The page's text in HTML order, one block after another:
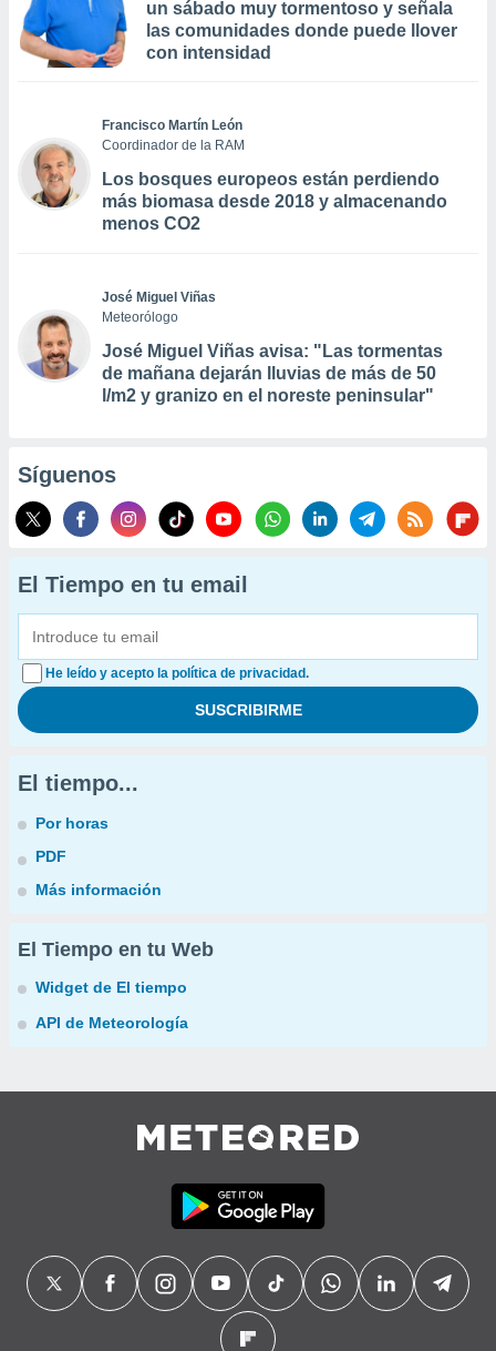
un sábado muy tormentoso y señala
las comunidades donde puede llover
con intensidad
Francisco Martín León
Coordinador de la RAM
Los bosques europeos están perdiendo
más biomasa desde 2018 y almacenando
menos CO2
José Miguel Viñas
Meteorólogo
José Miguel Viñas avisa: "Las tormentas
de mañana dejarán lluvias de más de 50
l/m2 y granizo en el noreste peninsular"
Síguenos
El Tiempo en tu email
He leído y acepto la política de privacidad.
El tiempo...
Por horas
PDF
Más información
El Tiempo en tu Web
Widget de El tiempo
API de Meteorología